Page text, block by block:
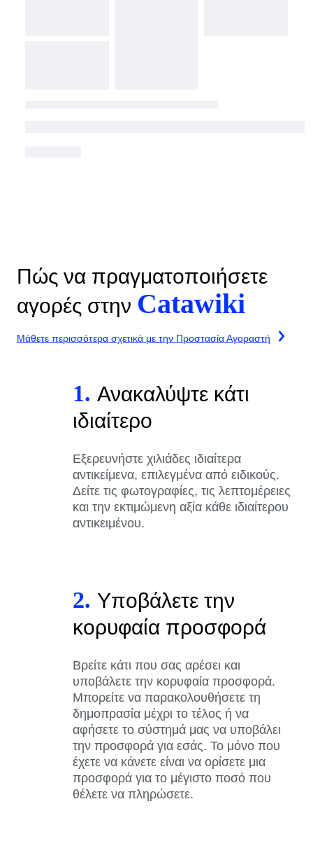
Πώς να πραγματοποιήσετε
αγορές στην Catawiki
Μάθετε περισσότερα σχετικά με την Προστασία Αγοραστή
1. Ανακαλύψτε κάτι
ιδιαίτερο
Εξερευνήστε χιλιάδες ιδιαίτερα
αντικείμενα, επιλεγμένα από ειδικούς.
Δείτε τις φωτογραφίες, τις λεπτομέρειες
και την εκτιμώμενη αξία κάθε ιδιαίτερου
αντικειμένου.
2. Υποβάλετε την
κορυφαία προσφορά
Βρείτε κάτι που σας αρέσει και
υποβάλετε την κορυφαία προσφορά.
Μπορείτε να παρακολουθήσετε τη
δημοπρασία μέχρι το τέλος ή να
αφήσετε το σύστημά μας να υποβάλει
την προσφορά για εσάς. Το μόνο που
έχετε να κάνετε είναι να ορίσετε μια
προσφορά για το μέγιστο ποσό που
θέλετε να πληρώσετε.